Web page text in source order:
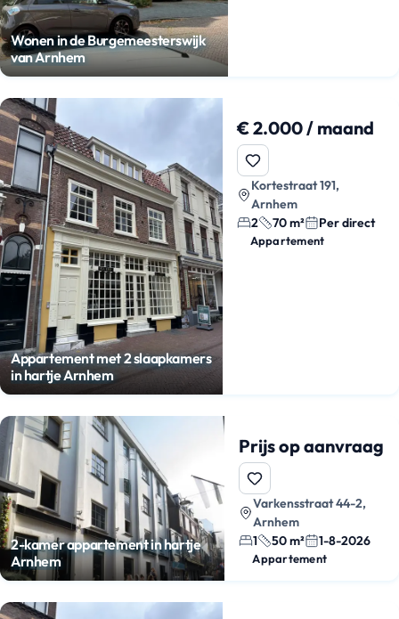
Wonen in de Burgemeesterswijk
van Arnhem
Appartement met 2 slaapkamers
in hartje Arnhem
€ 2.000 / maand
Kortestraat 191,
Arnhem
2
70 m² Per direct
Appartement
2-kamer appartement in hartje
Arnhem
Prijs op aanvraag
Varkensstraat 44-2,
Arnhem
1
50 m² 1-8-2026
Appartement